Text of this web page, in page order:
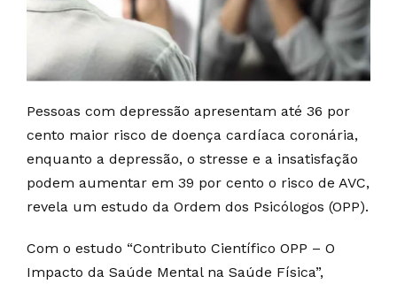
Pessoas com depressão apresentam até 36 por
cento maior risco de doença cardíaca coronária,
enquanto a depressão, o stresse e a insatisfação
podem aumentar em 39 por cento o risco de AVC,
revela um estudo da Ordem dos Psicólogos (OPP).
Com o estudo “Contributo Científico OPP – O
Impacto da Saúde Mental na Saúde Física”,